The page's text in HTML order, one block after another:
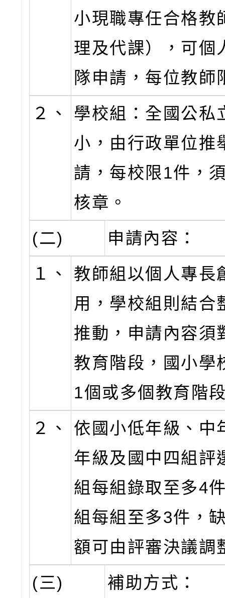
小現職專任合格教
理及代課），可個
隊申請，每位教師
２、
學校組：全國公私
小，由行政單位推
請，每校限1件，
核章。
(二)
申請內容：
１、
教師組以個人專長
用，學校組則結合
推動，申請內容須
教育階段，國小學
1個或多個教育階
２、
依國小低年級、中
年級及國中四組評
組每組錄取至多4
組每組至多3件，
額可由評審決議調
(三)
補助方式：